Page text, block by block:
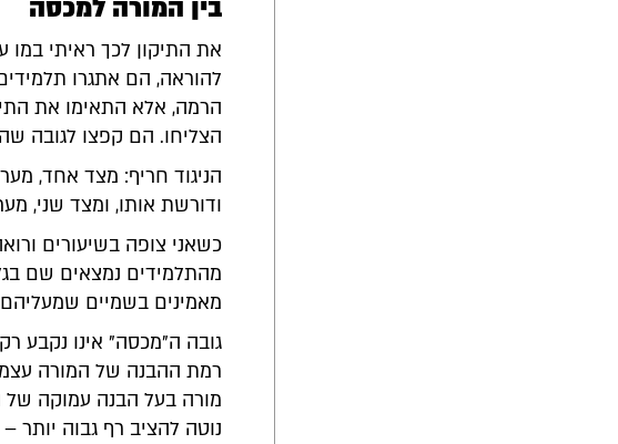
בין המורה למכסה
את התיקון לכך ראיתי
להוראה, הם אתגרו
הרמה, אלא התאימו את
הצליחו. הם קפצו לגובה
הניגוד חריף: מצד אחד,
ודורשת אותו, ומצד שני,
כשאני צופה בשיעורים
מהתלמידים נמצאים שם
מאמינים בשמיים
גובה ה"מכסה" אינו נקבע
רמת ההבנה של המורה
מורה בעל הבנה עמוקה של
נוטה להציב רף גבוה יותר